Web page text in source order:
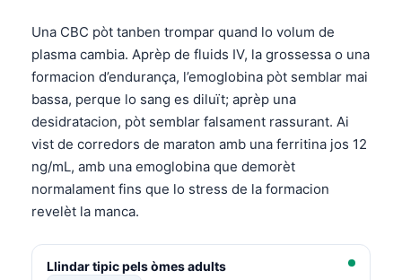
Una CBC pòt tanben trompar quand lo volum de
plasma cambia. Aprèp de fluids IV, la grossessa o una
formacion d’endurança, l’emoglobina pòt semblar mai
bassa, perque lo sang es diluït; aprèp una
desidratacion, pòt semblar falsament rassurant. Ai
vist de corredors de maraton amb una ferritina jos 12
ng/mL, amb una emoglobina que demorèt
normalament fins que lo stress de la formacion
revelèt la manca.
Llindar tipic pels òmes adults